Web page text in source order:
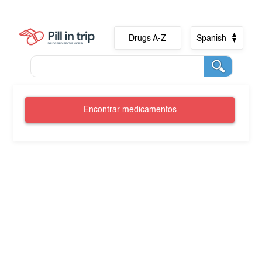
Drugs A-Z Spanish
Encontrar medicamentos